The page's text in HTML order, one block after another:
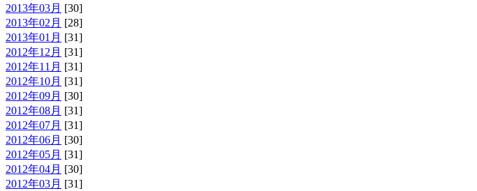
2013年03月 [30]
2013年02月 [28]
2013年01月 [31]
2012年12月 [31]
2012年11月 [31]
2012年10月 [31]
2012年09月 [30]
2012年08月 [31]
2012年07月 [31]
2012年06月 [30]
2012年05月 [31]
2012年04月 [30]
2012年03月 [31]